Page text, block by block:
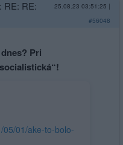
RE: RE:
25.08.23 03:51:25 |
#56048
Pri
05/01/ake-to-bolo-